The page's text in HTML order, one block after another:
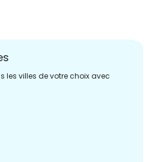
les villes de votre choix avec